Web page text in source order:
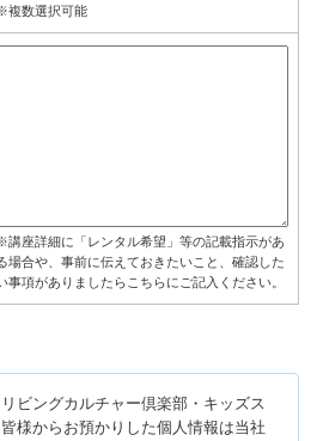
複数選択可能
講座詳細に「レンタル希望」等の記載指示があ
場合や、事前に伝えておきたいこと、確認した
事項がありましたらこちらにご記入ください。
ビングカルチャー倶楽部・キッズス
様からお預かりした個人情報は当社